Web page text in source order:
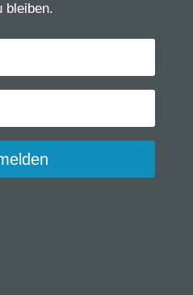
bleiben.